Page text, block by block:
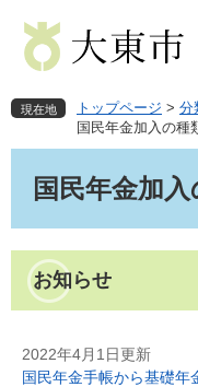
先
で
を
ば
現在地 トップページ > 分
国民年金加入の種
国民年金加
お知らせ
2022年4月1日更新
国民年金手帳から基礎年